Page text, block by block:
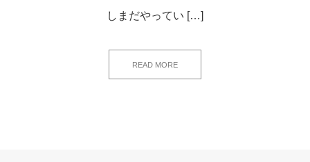
しまだやってい […]
READ MORE